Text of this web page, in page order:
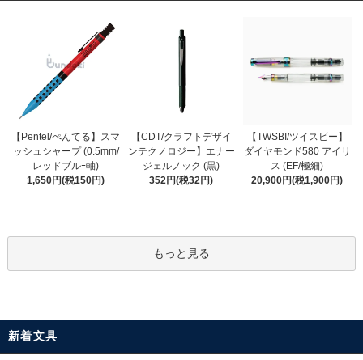
【Pentel/ぺんてる】スマ
ッシュシャープ (0.5mm/
レッドブルｰ軸)
1,650円(税150円)
【CDT/クラフトデザイ
ンテクノロジー】エナー
ジェルノック (黒)
352円(税32円)
【TWSBI/ツイスビー】
ダイヤモンド580 アイリ
ス (EF/極細)
20,900円(税1,900円)
もっと見る
新着文具